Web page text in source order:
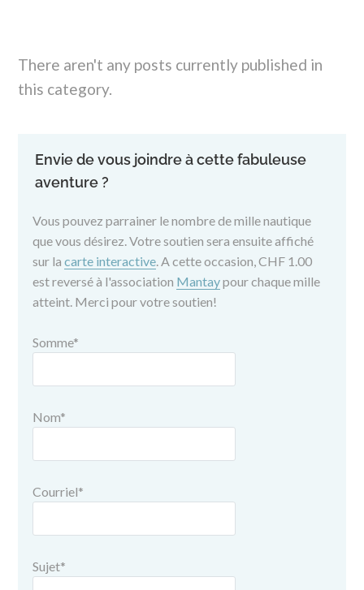
There aren't any posts currently published in
this category.
Envie de vous joindre à cette fabuleuse
aventure ?
Vous pouvez parrainer le nombre de mille nautique
que vous désirez. Votre soutien sera ensuite affiché
sur lacarte interactive. A cette occasion, CHF 1.00
est reversé à l'association Mantaypour chaque mille
atteint. Merci pour votre soutien!
Somme*
Nom*
Courriel*
Sujet*